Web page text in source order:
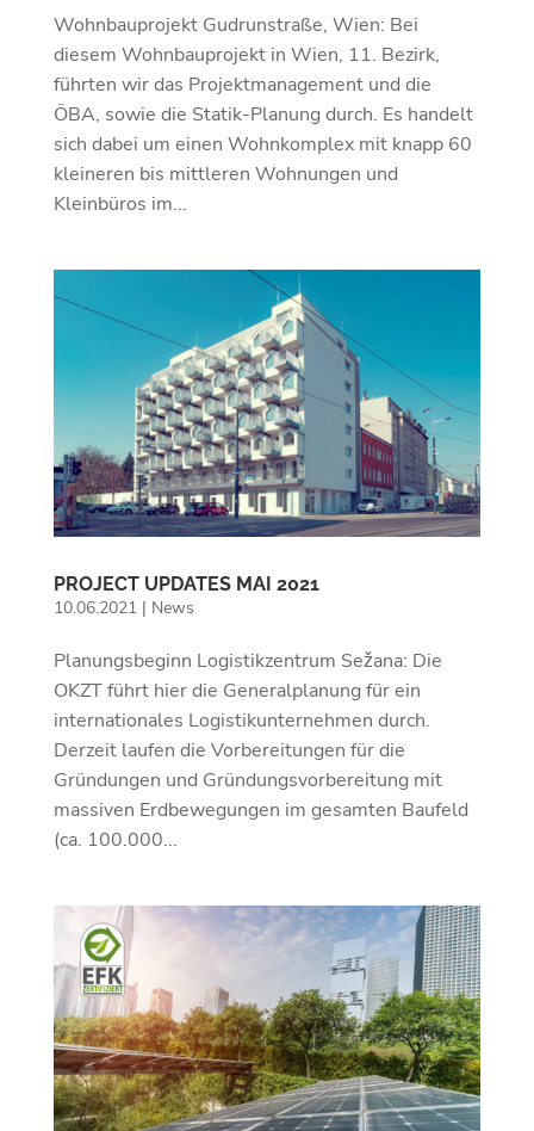
Wohnbauprojekt Gudrunstraße, Wien: Bei
diesem Wohnbauprojekt in Wien, 11. Bezirk,
führten wir das Projektmanagement und die
ÖBA, sowie die Statik-Planung durch. Es handelt
sich dabei um einen Wohnkomplex mit knapp 60
kleineren bis mittleren Wohnungen und
Kleinbüros im...
PROJECT UPDATES MAI 2021
10.06.2021| News
Planungsbeginn Logistikzentrum Sežana: Die
OKZT führt hier die Generalplanung für ein
internationales Logistikunternehmen durch.
Derzeit laufen die Vorbereitungen für die
Gründungen und Gründungsvorbereitung mit
massiven Erdbewegungen im gesamten Baufeld
(ca. 100.000...